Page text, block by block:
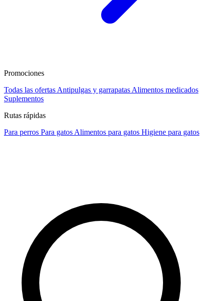
Promociones
Todas las ofertas Antipulgas y garrapatas Alimentos medicados
Suplementos
Rutas rápidas
Para perros Para gatos Alimentos para gatos Higiene para gatos